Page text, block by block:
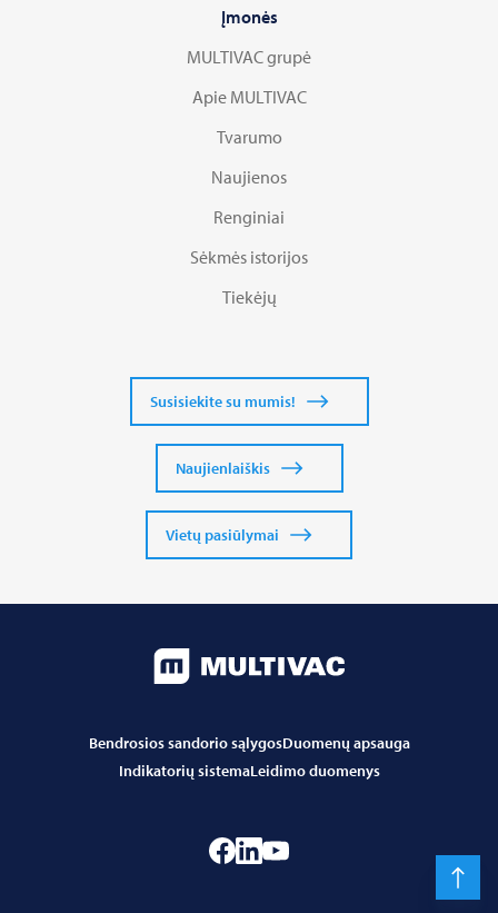
Įmonės
MULTIVAC grupė
Apie MULTIVAC
Tvarumo
Naujienos
Renginiai
Sėkmės istorijos
Tiekėjų
Susisiekite su mumis!
Naujienlaiškis
Vietų pasiūlymai
Bendrosios sandorio sąlygosDuomenų apsauga
Indikatorių sistemaLeidimo duomenys